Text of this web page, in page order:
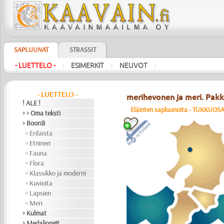
SAPLUUNAT STRASSIT
- LUETTELO - | ESIMERKIT | NEUVOT |
- LUETTELO -
! ALE !
> > Oma teksti
> Boordi
Erilaista
Etninen
Fauna
Flora
Klassikko ja moderni
Kuvioita
Lapsien
Meri
> Kulmat
merihevonen ja meri.
Eläinten sapluunoita -